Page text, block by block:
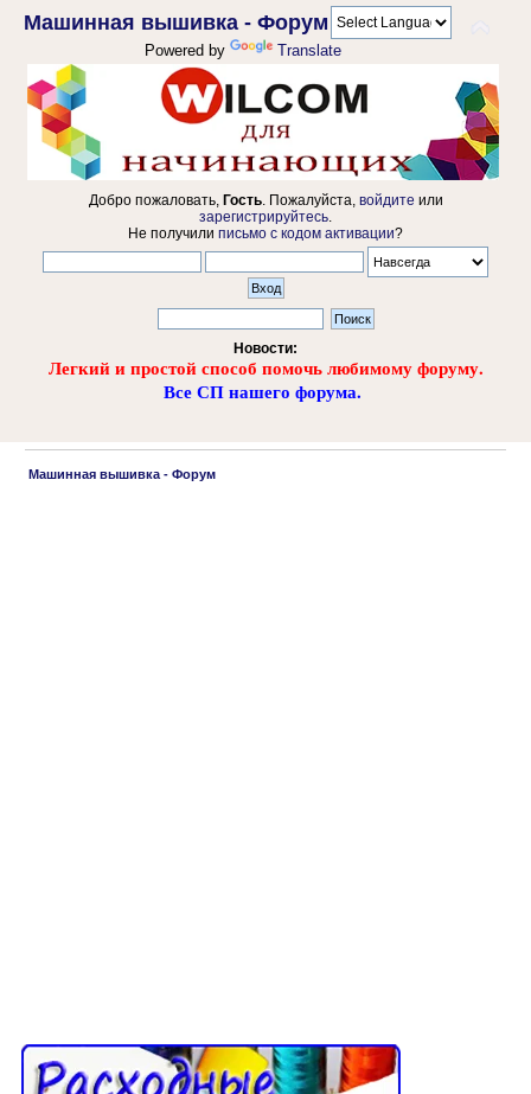
Машинная вышивка - Форум
Powered by Translate
Добро пожаловать, Гость. Пожалуйста, войдите или
зарегистрируйтесь
Не получили письмо с кодом активации?
Новости:
Легкий и простой способ помочь любимому форуму.
Все СП нашего форума.
Машинная вышивка - Форум